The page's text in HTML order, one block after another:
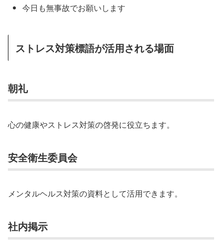
今日も無事故でお願いします
ストレス対策標語が活用される場面
朝礼
心の健康やストレス対策の啓発に役立ちます。
安全衛生委員会
メンタルヘルス対策の資料として活用できます。
社内掲示